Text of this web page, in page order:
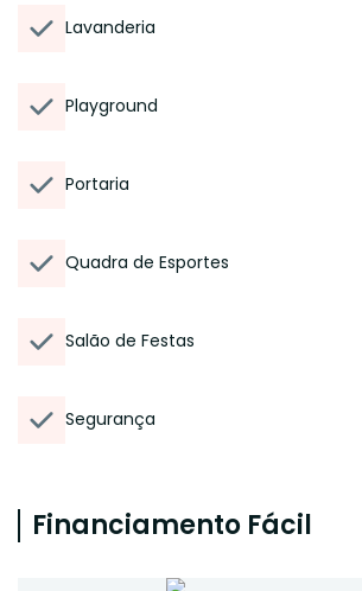
Lavanderia
Playground
Portaria
Quadra de Esportes
Salão de Festas
Segurança
Financiamento Fácil